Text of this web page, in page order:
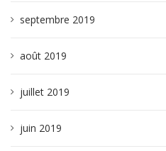
septembre 2019
août 2019
juillet 2019
juin 2019